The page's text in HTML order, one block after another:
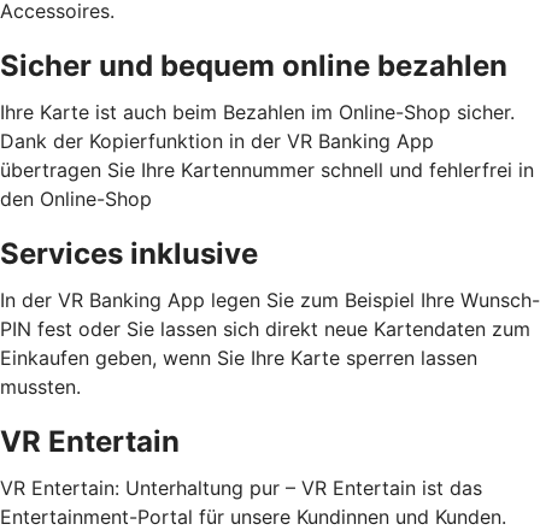
Accessoires.
Sicher und bequem online bezahlen
Ihre Karte ist auch beim Bezahlen im Online-Shop sicher.
Dank der Kopierfunktion in der VR Banking App
übertragen Sie Ihre Kartennummer schnell und fehlerfrei in
den Online-Shop
Services inklusive
In der VR Banking App legen Sie zum Beispiel Ihre Wunsch-
PIN fest oder Sie lassen sich direkt neue Kartendaten zum
Einkaufen geben, wenn Sie Ihre Karte sperren lassen
mussten.
VR Entertain
VR Entertain: Unterhaltung pur – VR Entertain ist das
Entertainment-Portal für unsere Kundinnen und Kunden.